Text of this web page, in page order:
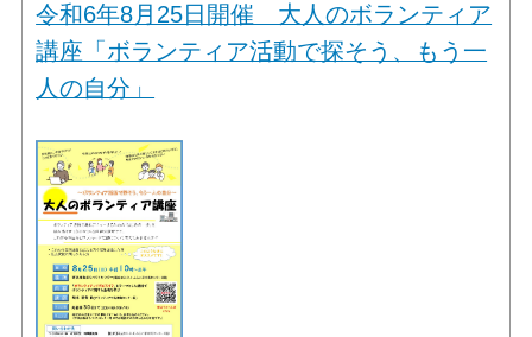
令和6年8月25日開催 大人のボランティア
講座「ボランティア活動で探そう、もう一
人の自分」